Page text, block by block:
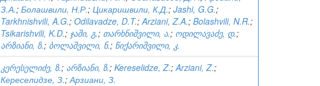
З.А.; Болашвили, Н.Р.; Цикаришвили, К.Д.; Jashi, G.G.;
Tarkhnishvili, A.G.; Odilavadze, D.T.;Arziani, Z.A.; Bolashvili, N.R.;
Tsikarishvili, K.D.; ჯაში, გ.; თარხნიშვილი, ა.; ოდილავაძე, დ.;
არზიანი, ზ.; ბოლაშვილი, ნ.; წიქარიშვილი, კ.
კერესელიძე, ზ.; არზიანი, ზ.; Kereselidze, Z.;Arziani, Z.;
Кереселидзе, З.;Арзиани, З.